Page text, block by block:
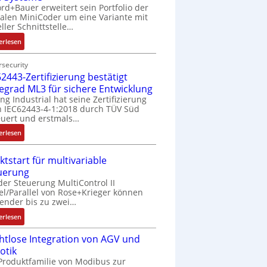
erweitert sein Portfolio der
MiniCoder um eine Variante mit
Schnittstelle…
:
E
i
n
f
a
c
h
e
S
n
s
o
r
-
I
t
Zertifizierung bestätigt
ML3 für sichere Entwicklung
Industrial hat seine Zertifizierung
IEC62443-4-1:2018 durch TÜV Süd
und erstmals…
:
I
C
6
2
4
4
3
Z
e
für multivariable
Steuerung MultiControl II
Parallel von Rose+Krieger können
bis zu zwei…
:
M
a
k
Integration von AGV und
von Modibus zur